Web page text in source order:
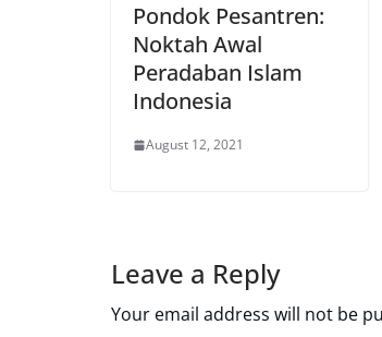
Pondok Pesantren:
Noktah Awal
Peradaban Islam
Indonesia
August 12, 2021
Leave a Reply
Your email address will not be